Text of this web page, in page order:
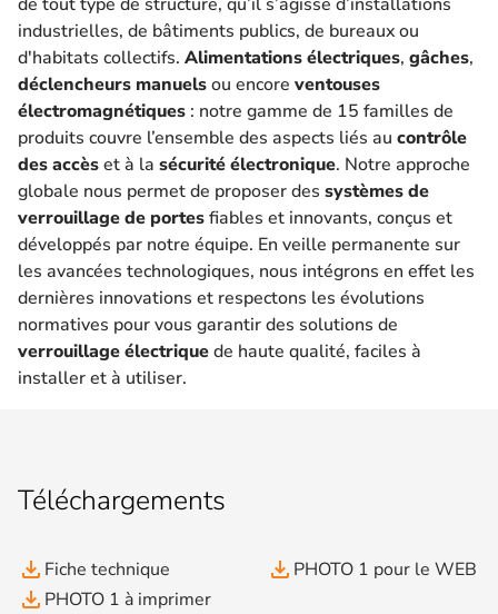
industrielles, de bâtiments publics, de bureaux ou
d'habitats collectifs. Alimentations électriques, gâches,
déclencheurs manuelsou encore ventouses
électromagnétiques : notre gamme de 15 familles de
produits couvre l’ensemble des aspects liés au contrôle
des accèset à la sécurité électronique. Notre approche
globale nous permet de proposer des systèmes de
verrouillage de portesfiables et innovants, conçus et
développés par notre équipe. En veille permanente sur
les avancées technologiques, nous intégrons en effet les
dernières innovations et respectons les évolutions
normatives pour vous garantir des solutions de
verrouillage électriquede haute qualité, faciles à
installer et à utiliser.
Téléchargements
file_download Fiche technique
file_download PHOTO 1 à imprimer
file_download PHOTO 1 pour le WEB